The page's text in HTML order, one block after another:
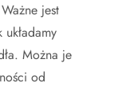
jest
Można je
od